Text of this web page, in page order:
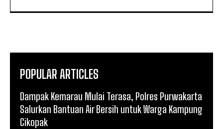
POPULAR ARTICLES
Dampak Kemarau Mulai Terasa, Polres Purwakarta
Salurkan Bantuan Air Bersih untuk Warga Kampung
Cikopak